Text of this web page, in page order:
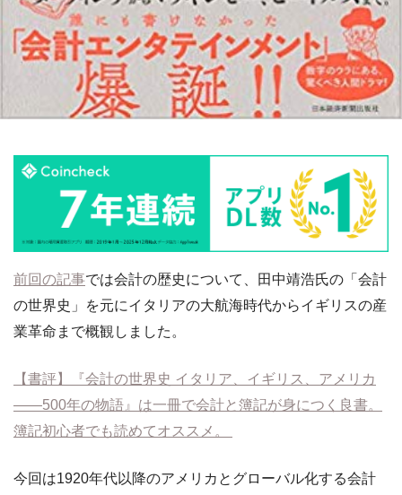
前回の記事では会計の歴史について、田中靖浩氏の「会計
の世界史」を元にイタリアの大航海時代からイギリスの産
業革命まで概観しました。
【書評】『会計の世界史 イタリア、イギリス、アメリカ
――500年の物語』は一冊で会計と簿記が身につく良書。
簿記初心者でも読めてオススメ。
今回は1920年代以降のアメリカとグローバル化する会計